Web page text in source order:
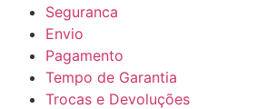
Seguranca
Envio
Pagamento
Tempo de Garantia
Trocas e Devoluções